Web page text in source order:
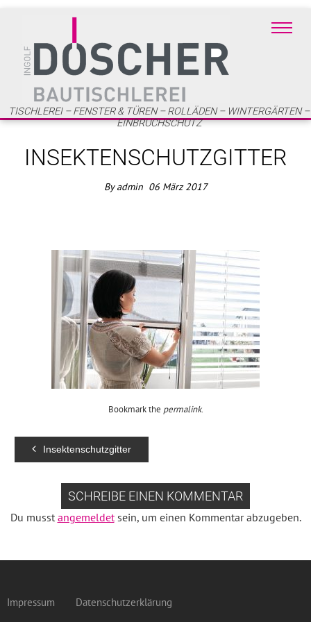
TISCHLEREI – FENSTER & TÜREN – ROLLÄDEN – WINTERGÄRTEN –
EINBRUCHSCHUTZ
INSEKTENSCHUTZGITTER
Byadmin 06 März 2017
Bookmark the permalink.
Insektenschutzgitter
SCHREIBE EINEN KOMMENTAR
Du musst angemeldetsein, um einen Kommentar abzugeben.
Impressum Datenschutzerklärung